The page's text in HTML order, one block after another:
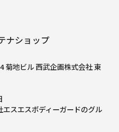
ナショップ
菊地ビル 西武企画株式会社 東
スエスボディーガードのグル